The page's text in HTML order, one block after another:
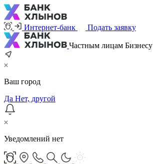
Интернет-банк Подать заявку
Частным лицам Бизнесу
Ваш город
Да Нет, другой
Уведомлений нет